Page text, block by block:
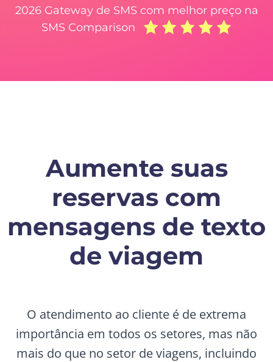
2026 Gateway de SMS com melhor preço na
SMS Comparison
Aumente suas
reservas com
mensagens de texto
de viagem
O atendimento ao cliente é de extrema
importância em todos os setores, mas não
mais do que no setor de viagens, incluindo